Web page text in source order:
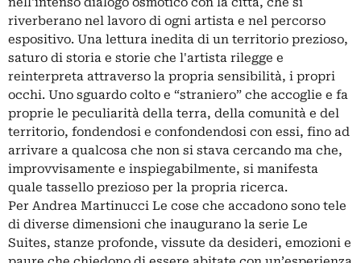
riverberano nel lavoro di ogni artista e nel percorso
espositivo. Una lettura inedita di un territorio prezioso,
saturo di storia e storie che l'artista rilegge e
reinterpreta attraverso la propria sensibilità, i propri
occhi. Uno sguardo colto e “straniero” che accoglie e fa
proprie le peculiarità della terra, della comunità e del
territorio, fondendosi e confondendosi con essi, fino ad
arrivare a qualcosa che non si stava cercando ma che,
improvvisamente e inspiegabilmente, si manifesta
quale tassello prezioso per la propria ricerca.
Per Andrea Martinucci Le cose che accadono sono tele
di diverse dimensioni che inaugurano la serie Le
Suites, stanze profonde, vissute da desideri, emozioni e